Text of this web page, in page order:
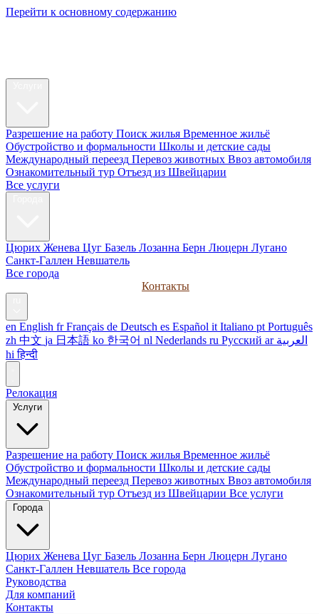
Перейти к основному содержанию
Разрешение на работу Поиск жилья Временное жильё
Обустройство и формальности Школы и детские сады
Международный переезд Перевоз животных Ввоз автомобиля
Ознакомительный тур Отъезд из Швейцарии
Все услуги
Цюрих Женева Цуг Базель Лозанна Берн Люцерн Лугано
Санкт-Галлен Невшатель
Все города
Контакты
en English fr Français de Deutsch es Español it Italiano pt Português
zh 中文 ja 日本語 ko 한국어 nl Nederlands ru Русский ar العربية
hi हिन्दी
Релокация
Услуги
Разрешение на работу Поиск жилья Временное жильё
Обустройство и формальности Школы и детские сады
Международный переезд Перевоз животных Ввоз автомобиля
Ознакомительный тур Отъезд из Швейцарии Все услуги
Города
Цюрих Женева Цуг Базель Лозанна Берн Люцерн Лугано
Санкт-Галлен Невшатель Все города
Руководства
Для компаний
Контакты